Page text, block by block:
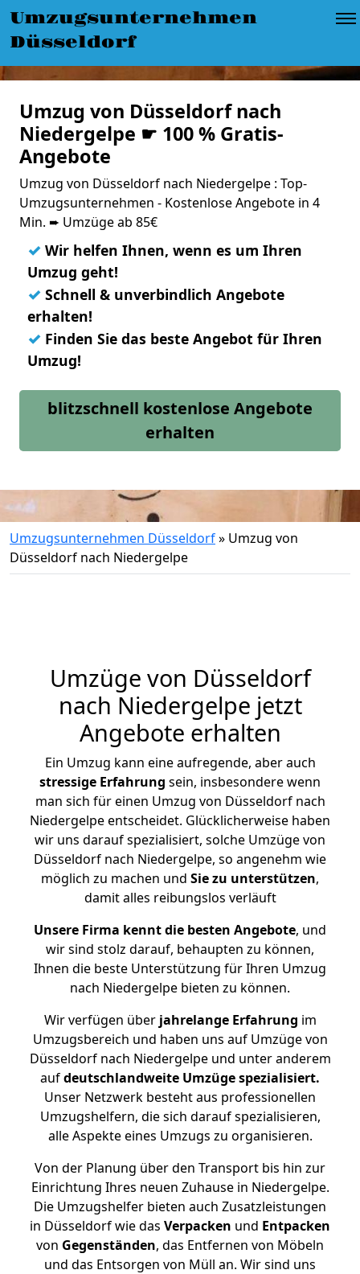
Umzugsunternehmen
Düsseldorf
Umzug von Düsseldorf nach
Niedergelpe ☛ 100 % Gratis-
Angebote
Umzug von Düsseldorf nach Niedergelpe : Top-
Umzugsunternehmen - Kostenlose Angebote in 4
Min. ➨ Umzüge ab 85€
✓ Wir helfen Ihnen, wenn es um Ihren
Umzug geht!
✓ Schnell & unverbindlich Angebote
erhalten!
✓ Finden Sie das beste Angebot für Ihren
Umzug!
blitzschnell kostenlose Angebote
erhalten
Umzugsunternehmen Düsseldorf» Umzug von
Düsseldorf nach Niedergelpe
Umzüge von Düsseldorf
nach Niedergelpe jetzt
Angebote erhalten
Ein Umzug kann eine aufregende, aber auch
stressige Erfahrung sein, insbesondere wenn
man sich für einen Umzug von Düsseldorf nach
Niedergelpe entscheidet. Glücklicherweise haben
wir uns darauf spezialisiert, solche Umzüge von
Düsseldorf nach Niedergelpe, so angenehm wie
möglich zu machen und Sie zu unterstützen,
damit alles reibungslos verläuft
Unsere Firma kennt die besten Angebote, und
wir sind stolz darauf, behaupten zu können,
Ihnen die beste Unterstützung für Ihren Umzug
nach Niedergelpe bieten zu können.
Wir verfügen überjahrelange Erfahrung im
Umzugsbereich und haben uns auf Umzüge von
Düsseldorf nach Niedergelpe und unter anderem
aufdeutschlandweite Umzüge spezialisiert.
Unser Netzwerk besteht aus professionellen
Umzugshelfern, die sich darauf spezialisieren,
alle Aspekte eines Umzugs zu organisieren.
Von der Planung über den Transport bis hin zur
Einrichtung Ihres neuen Zuhause in Niedergelpe.
Die Umzugshelfer bieten auch Zusatzleistungen
in Düsseldorf wie das Verpacken und Entpacken
von Gegenständen, das Entfernen von Möbeln
und das Entsorgen von Müll an. Wir sind uns